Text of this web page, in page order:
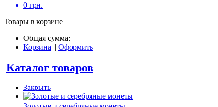
0 грн.
Товары в корзине
Общая сумма:
Корзина | Оформить
Каталог товаров
Закрыть